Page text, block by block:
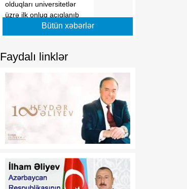
olduqları universitetlər
üzrə ilk onluq açıqlanıb
modelinə beynəlxalq
dəstəyi təsdiqlədi
17:39
dərəcələri üzrə sınaq
imtahanlarına cəlb
17:36
07 Avqust
elementinə çevrilən
Zəngəzur dəhlizi: Birillik
Vaşinqton diplomatiyasının
07 Avqust
Bütün xəbərlər
Faydalı linklər